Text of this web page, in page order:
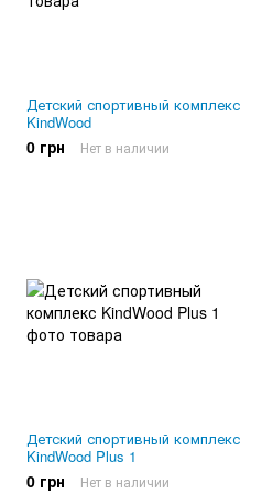
Детский спортивный комплекс
KindWood
0 грн Нет в наличии
Детский спортивный комплекс
KindWood Plus 1
0 грн Нет в наличии